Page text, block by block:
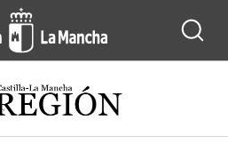
de Castilla-La